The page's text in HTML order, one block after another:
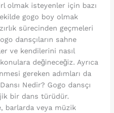
olmak isteyenler için bazı
gogo boy olmak
sürecinden geçmeleri
dansçıların sahne
ve kendilerini nasıl
değineceğiz. Ayrıca
gereken adımları da
Nedir? Gogo dansçı
bir dans türüdür.
barlarda veya müzik